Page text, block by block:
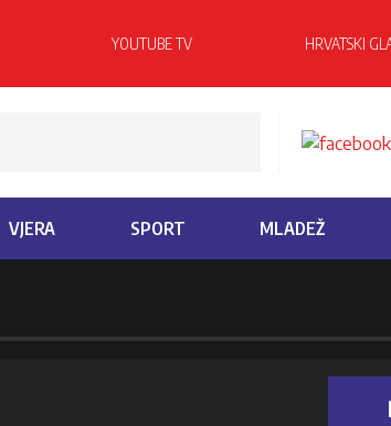
YOUTUBE TV HRVATSKI
VJERA SPORT MLADEŽ